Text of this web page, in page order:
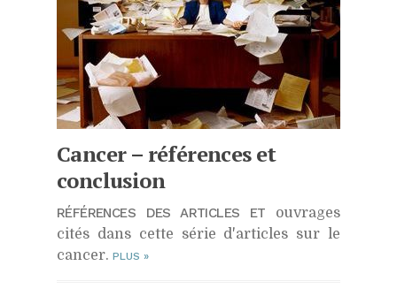
Cancer – références et
conclusion
RÉFÉRENCES DES ARTICLES ET ouvrages
cités dans cette série d'articles sur le
cancer. PLUS »